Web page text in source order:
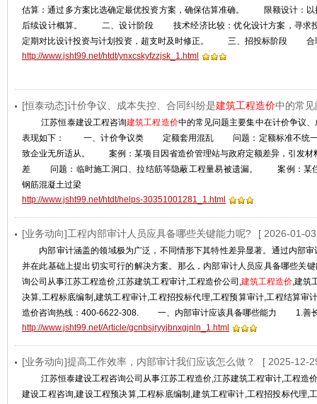
估算‌：通过多方案比选确定最优投资方案，确保估算准确。 ‌限额设计‌：以
后续设计概算。 二、设计阶段 ‌技术经济比较‌：优化设计方案，寻
定期对比设计投资与计划投资，超支时及时修正。 三、招投标阶段 ‌合
http://www.jsht99.net/htdt/ynxcskyfzzjsk_1.html
[恒泰动态]计价争议、成本失控、合同纠纷是建筑工程造价中的常见
江苏恒泰建设工程咨询建筑工程造价中的常见问题主要集中在‌计价争议
表现如下： 一、计价争议类 ‌定额套用混乱‌ 问题：定额标准不统一(
致企业无所适从。 案例：某项目因省造价管理站与政府定额差异，引发
差‌ 问题：临时施工洞口、拉结筋等隐蔽工程量易被遗漏。 案例：某住
钢筋混凝土过梁
http://www.jsht99.net/htdt/helps-30351001281_1.html
[业务动向]工程内部审计人员应具备哪些关键能力呢? [ 2026-01-
内部审计涵盖的领域极为广泛，不同情形下其特性差异显著。通过内部审
并在此基础上提出切实可行的解决方案。那么，内部审计人员应具备哪些
询公司从事江苏工程造价,江苏建筑工程审计,工程造价公司,建筑工程造价,建筑
决算,工程标底编制,建筑工程审计,工程招投标代理,工程预算审计,工程结算审
造价咨询热线：400-6622-308. 一、内部审计应该具备哪些能力 1.善长
http://www.jsht99.net/Article/gcnbsjryyjbnxgjnln_1.html
[业务动向]提高工作效率，内部审计我们应该怎么做？ [ 2025-12-
江苏恒泰建设工程咨询公司从事江苏工程造价,江苏建筑工程审计,工程造
建设工程咨询,建设工程预决算,工程标底编制,建筑工程审计,工程招投标代理,